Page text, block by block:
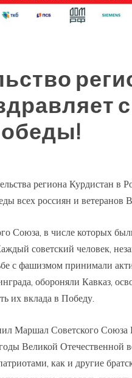
с
региона Курдистан в
всех россиян и ветеранов
Союза, в числе которых
советский человек,
с фашизмом принимали
обороняли Кавказ,
их вклада в Победу.
Маршал Советского Союза
Великой Отечественной
как и другие